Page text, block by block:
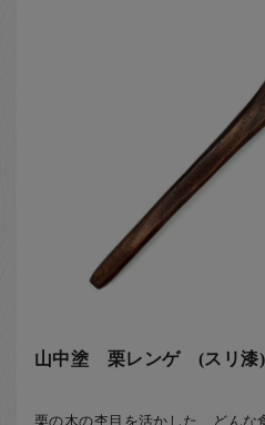
山中塗 栗レンゲ (スリ漆)
栗の木の杢目を活かした、どんな